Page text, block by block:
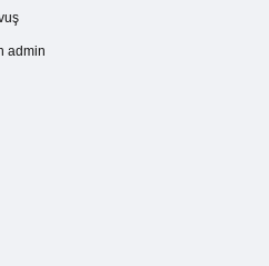
admin